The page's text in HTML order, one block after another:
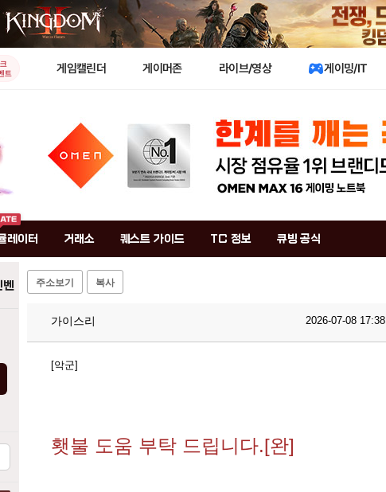
트
게임캘린더 게이머존 라이브/영상 게이밍/IT
레이터 거래소 퀘스트 가이드 TC 정보 큐빙 공식
벤 주소보기 복사
가이스리 2026-07-08 17:38
[악군]
횃불 도움 부탁 드립니다.[완]